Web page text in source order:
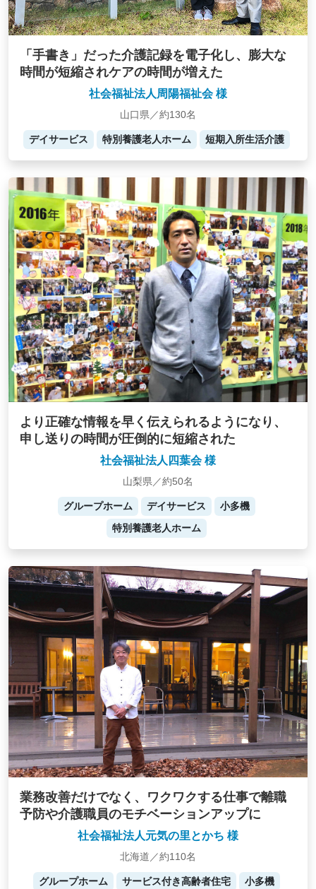
「手書き」だった介護記録を電子化し、膨大な
時間が短縮されケアの時間が増えた
社会福祉法人周陽福祉会 様
山口県／約130名
デイサービス 特別養護老人ホーム 短期入所生活介護
より正確な情報を早く伝えられるようになり、
申し送りの時間が圧倒的に短縮された
社会福祉法人四葉会 様
山梨県／約50名
グループホーム デイサービス
小多機
特別養護老人ホーム
業務改善だけでなく、ワクワクする仕事で離職
予防や介護職員のモチベーションアップに
社会福祉法人元気の里とかち 様
北海道／約110名
グループホーム サービス付き高齢者住宅
小多機